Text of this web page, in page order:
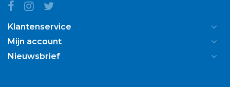
Klantenservice
Mijn account
Nieuwsbrief